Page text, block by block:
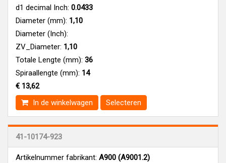
d1 decimal Inch: 0.0433
Diameter (mm): 1,10
Diameter (Inch):
ZV_Diameter: 1,10
Totale Lengte (mm): 36
Spiraallengte (mm): 14
€ 13,62
In de winkelwagen
Selecteren
41-10174-923
Artikelnummer fabrikant: A900 (A9001.2)